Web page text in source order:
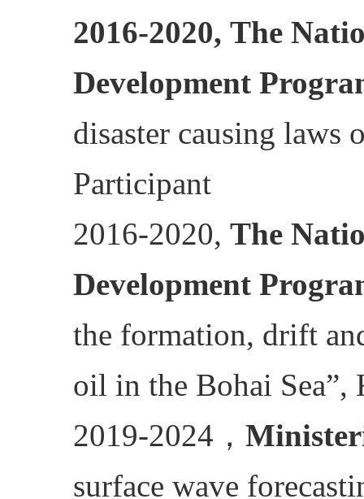
2016-2020, The
Development
disaster causing laws
Participant
2016-2020, The
Development
the formation, drift
oil in the Bohai Sea”,
2019-2024 ，
surface wave